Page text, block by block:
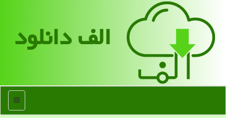
الف دانلود
منو